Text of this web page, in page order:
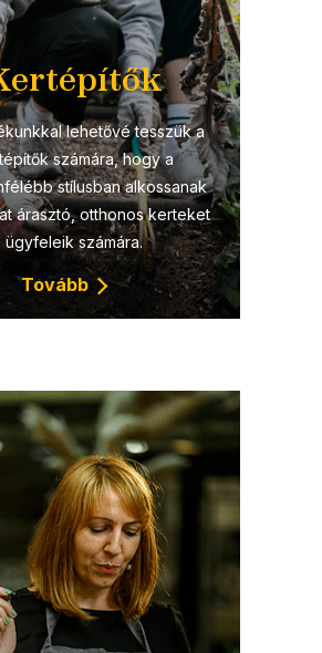
lehetővé tesszük a
számára, hogy a
stílusban alkossanak
árasztó, otthonos kerteket
ügyfeleik számára.
Tovább